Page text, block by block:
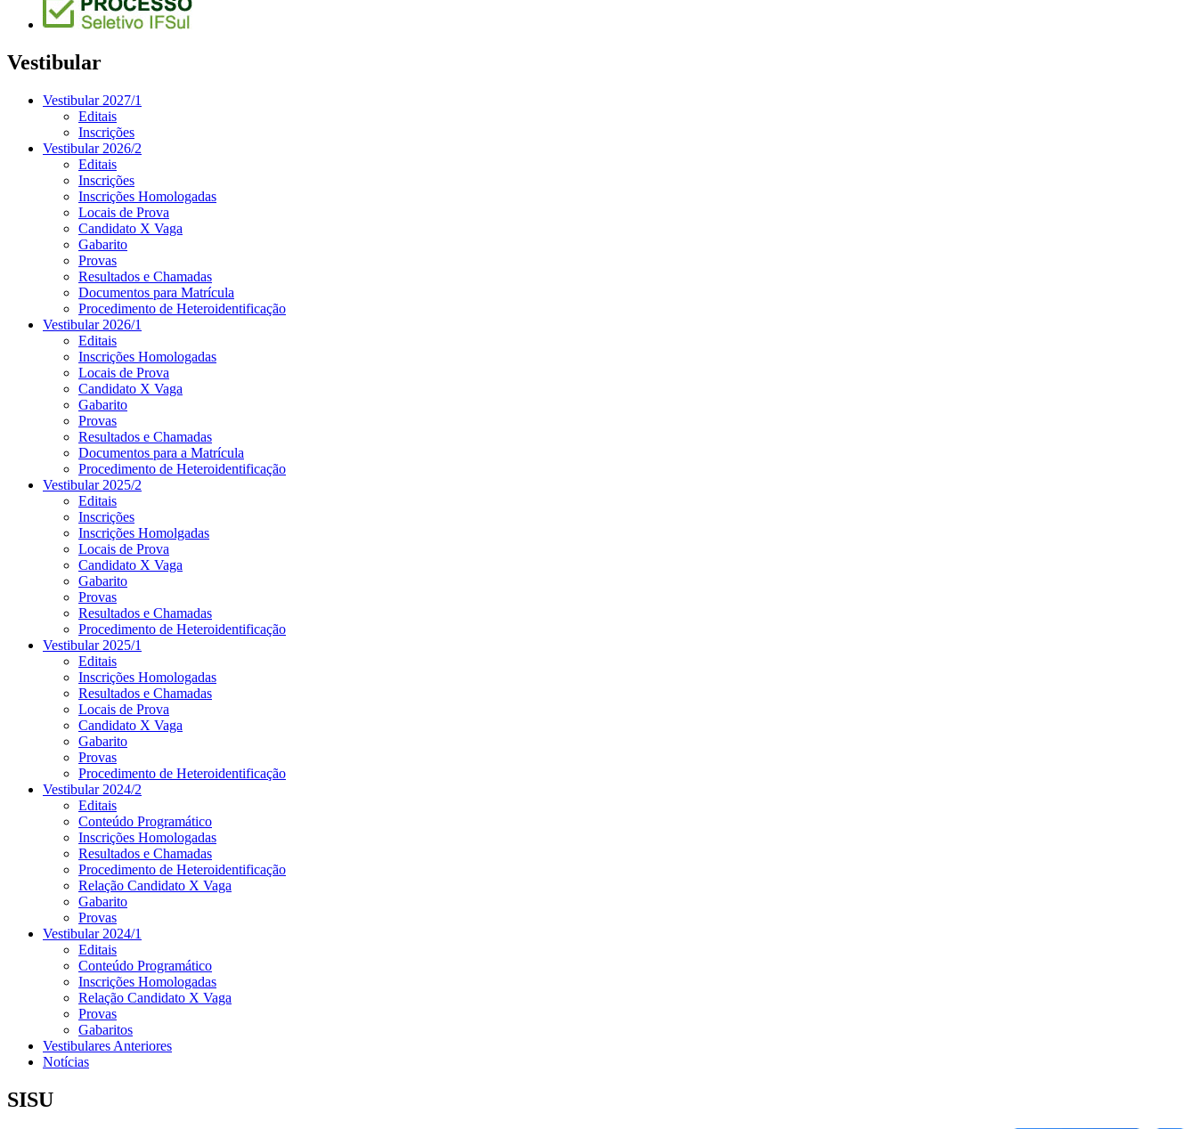
Vestibular
Vestibular 2027/1
Editais
Inscrições
Vestibular 2026/2
Editais
Inscrições
Inscrições Homologadas
Locais de Prova
Candidato X Vaga
Gabarito
Provas
Resultados e Chamadas
Documentos para Matrícula
Procedimento de Heteroidentificação
Vestibular 2026/1
Editais
Inscrições Homologadas
Locais de Prova
Candidato X Vaga
Gabarito
Provas
Resultados e Chamadas
Documentos para a Matrícula
Procedimento de Heteroidentificação
Vestibular 2025/2
Editais
Inscrições
Inscrições Homolgadas
Locais de Prova
Candidato X Vaga
Gabarito
Provas
Resultados e Chamadas
Procedimento de Heteroidentificação
Vestibular 2025/1
Editais
Inscrições Homologadas
Resultados e Chamadas
Locais de Prova
Candidato X Vaga
Gabarito
Provas
Procedimento de Heteroidentificação
Vestibular 2024/2
Editais
Conteúdo Programático
Inscrições Homologadas
Resultados e Chamadas
Procedimento de Heteroidentificação
Relação Candidato X Vaga
Gabarito
Provas
Vestibular 2024/1
Editais
Conteúdo Programático
Inscrições Homologadas
Relação Candidato X Vaga
Provas
Gabaritos
Vestibulares Anteriores
Notícias
SISU